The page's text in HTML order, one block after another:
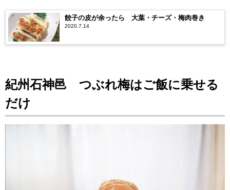
餃子の皮が余ったら 大葉・チーズ・梅肉巻き
2020.7.14
紀州石神邑 つぶれ梅はご飯に乗せる
だけ